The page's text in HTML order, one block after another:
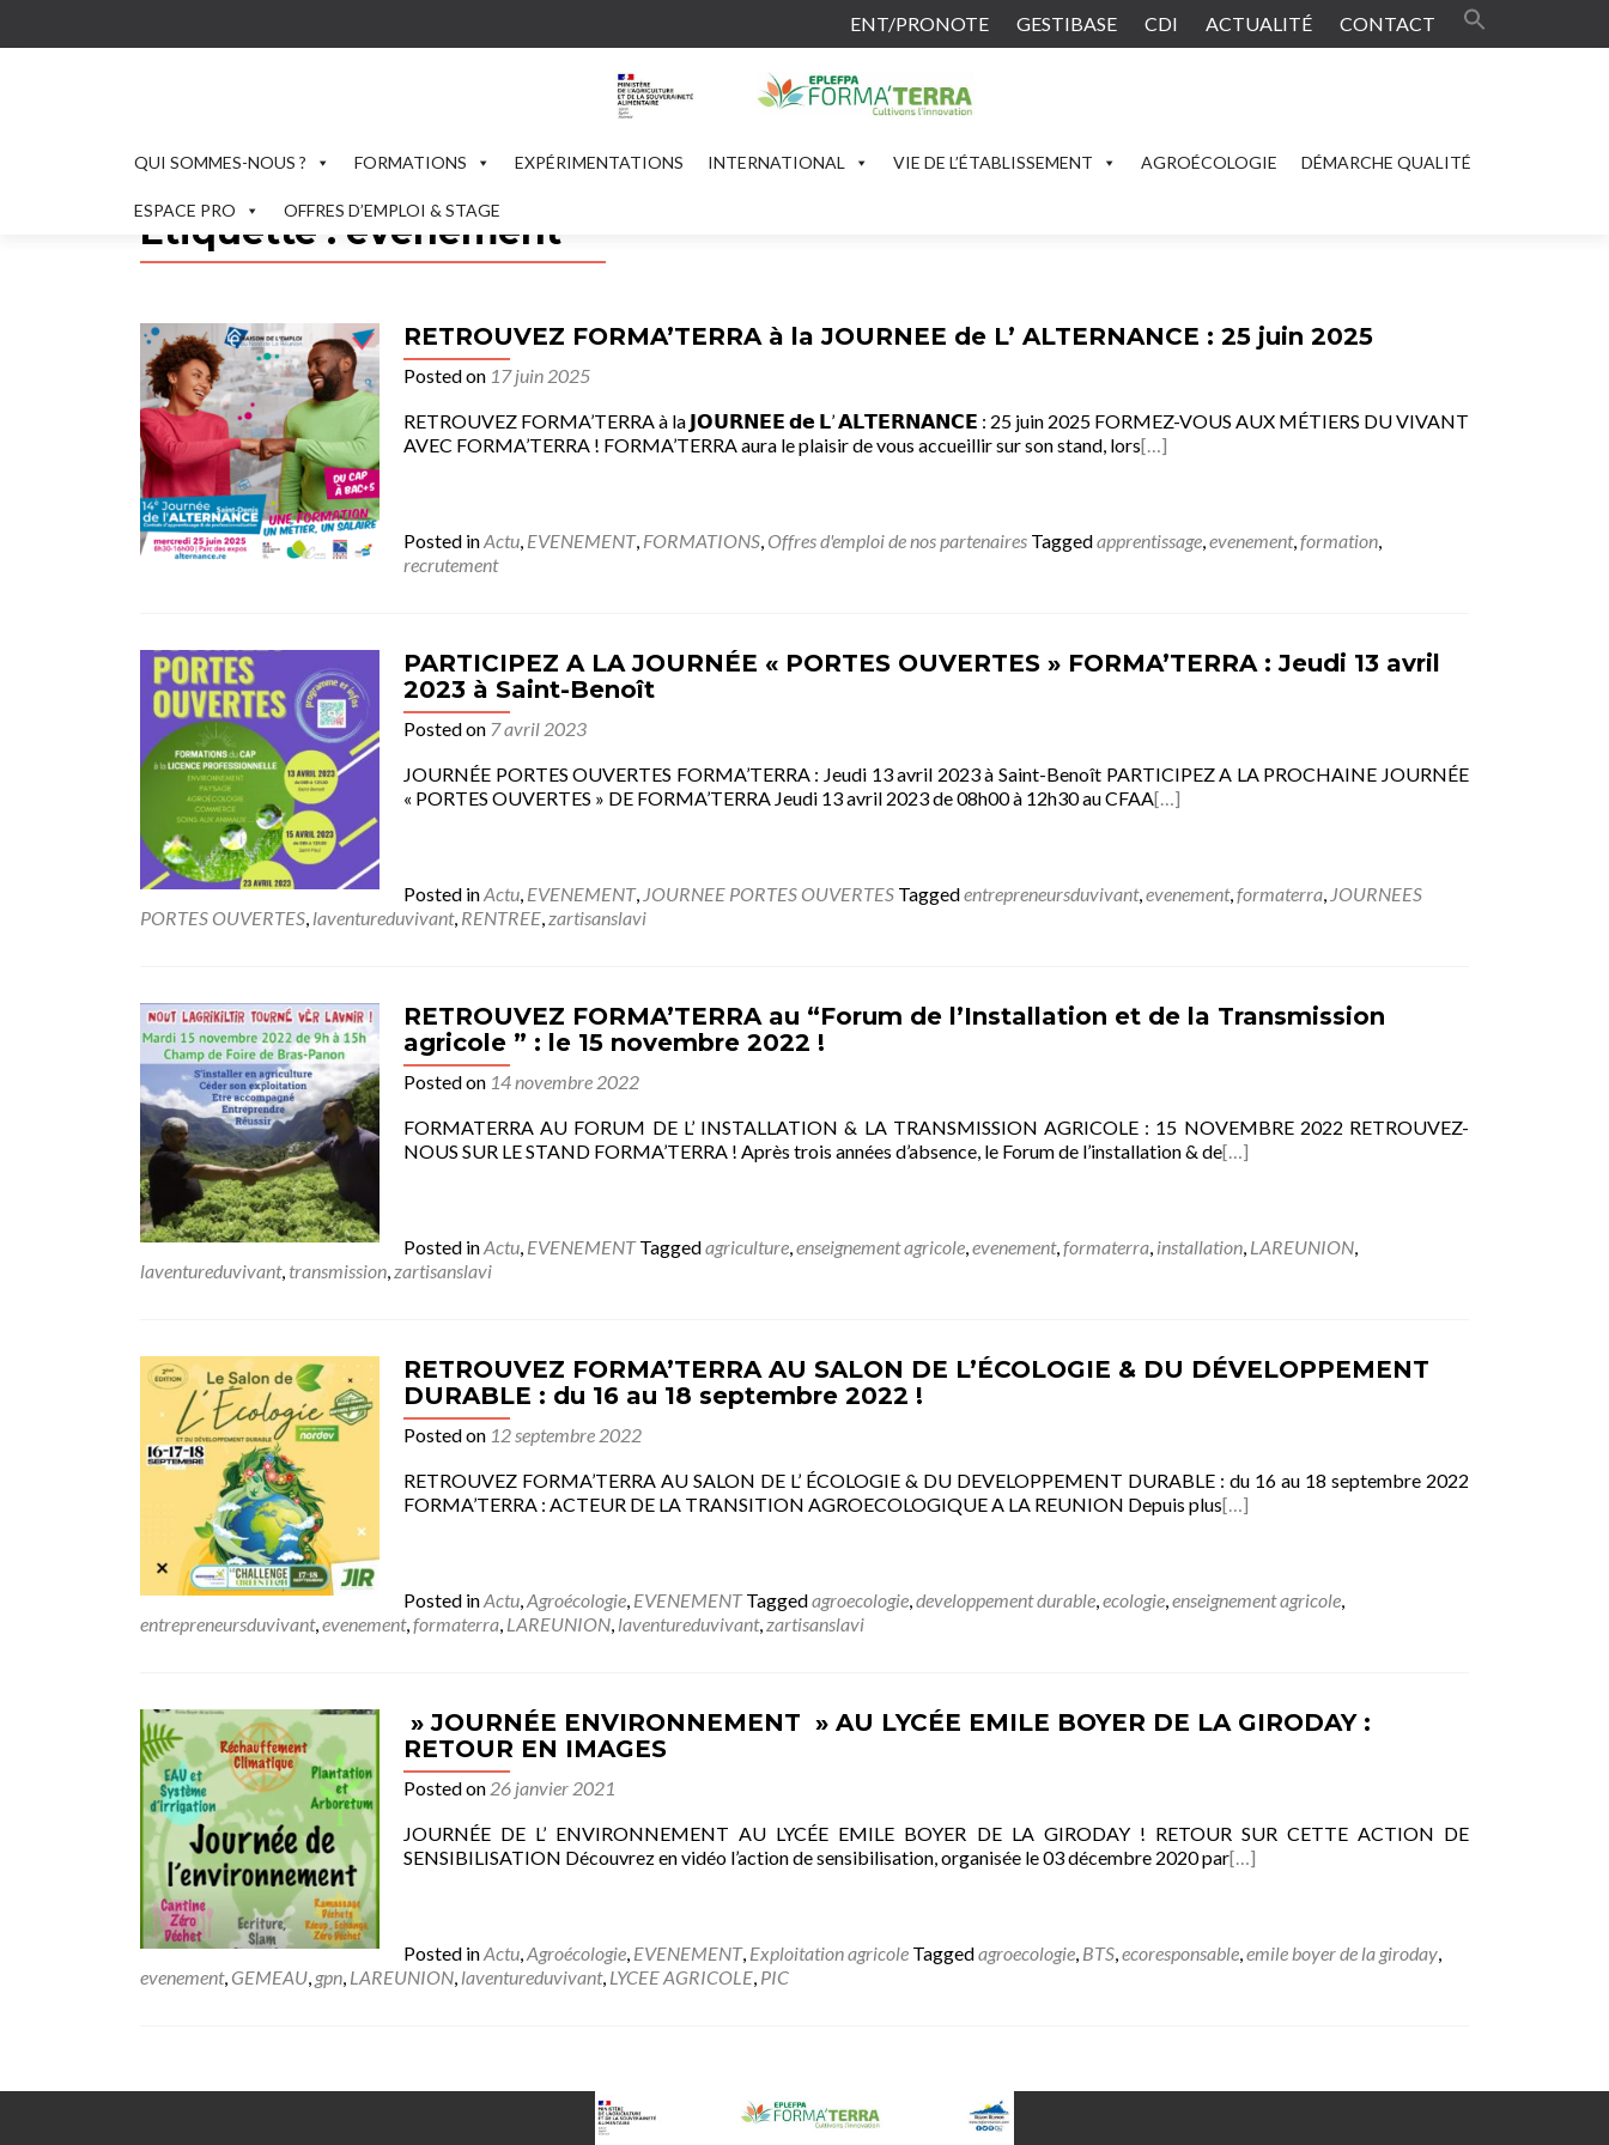
ENT/PRONOTE GESTIBASE CDI ACTUALITÉ CONTACT
QUI SOMMES-NOUS ? FORMATIONS EXPÉRIMENTATIONS INTERNATIONAL VIE DE L’ÉTABLISSEMENT AGROÉCOLOGIE DÉMARCHE QUALITÉ
ESPACE PRO OFFRES D’EMPLOI & STAGE
Étiquette :evenement
RETROUVEZ FORMA’TERRA à la JOURNEE de L’ ALTERNANCE : 25 juin 2025
Posted on 17 juin 2025
RETROUVEZ FORMA’TERRA à la 𝗝𝗢𝗨𝗥𝗡𝗘𝗘 𝗱𝗲 𝗟’ 𝗔𝗟𝗧𝗘𝗥𝗡𝗔𝗡𝗖𝗘 : 25 juin 2025 FORMEZ-VOUS AUX MÉTIERS DU VIVANT
AVEC FORMA’TERRA ! FORMA’TERRA aura le plaisir de vous accueillir sur son stand, lors[…]
Posted inActu, EVENEMENT, FORMATIONS, Offres d'emploi de nos partenaires Taggedapprentissage,evenement,formation,
recrutement
PARTICIPEZ A LA JOURNÉE « PORTES OUVERTES » FORMA’TERRA : Jeudi 13 avril
2023 à Saint-Benoît
Posted on 7 avril 2023
JOURNÉE PORTES OUVERTES FORMA’TERRA : Jeudi 13 avril 2023 à Saint-Benoît PARTICIPEZ A LA PROCHAINE JOURNÉE
« PORTES OUVERTES » DE FORMA’TERRA Jeudi 13 avril 2023 de 08h00 à 12h30 au CFAA[…]
Posted inActu, EVENEMENT, JOURNEE PORTES OUVERTES Taggedentrepreneursduvivant,evenement,formaterra, JOURNEES
PORTES OUVERTES, laventureduvivant, RENTREE,zartisanslavi
RETROUVEZ FORMA’TERRA au “Forum de l’Installation et de la Transmission
agricole ” : le 15 novembre 2022 !
Posted on 14 novembre 2022
FORMATERRA AU FORUM DE L’ INSTALLATION & LA TRANSMISSION AGRICOLE : 15 NOVEMBRE 2022 RETROUVEZ-
NOUS SUR LE STAND FORMA’TERRA ! Après trois années d’absence, le Forum de l’installation & de[…]
Posted inActu, EVENEMENT Taggedagriculture,enseignement agricole,evenement,formaterra, installation, LAREUNION,
laventureduvivant, transmission,zartisanslavi
RETROUVEZ FORMA’TERRA AU SALON DE L’ÉCOLOGIE & DU DÉVELOPPEMENT
DURABLE : du 16 au 18 septembre 2022 !
Posted on 12 septembre 2022
RETROUVEZ FORMA’TERRA AU SALON DE L’ ÉCOLOGIE & DU DEVELOPPEMENT DURABLE : du 16 au 18 septembre 2022
FORMA’TERRA : ACTEUR DE LA TRANSITION AGROECOLOGIQUE A LA REUNION Depuis plus[…]
Posted inActu,Agroécologie, EVENEMENT Taggedagroecologie,developpement durable,ecologie,enseignement agricole,
entrepreneursduvivant,evenement,formaterra, LAREUNION, laventureduvivant,zartisanslavi
» JOURNÉE ENVIRONNEMENT » AU LYCÉE EMILE BOYER DE LA GIRODAY :
RETOUR EN IMAGES
Posted on 26 janvier 2021
JOURNÉE DE L’ ENVIRONNEMENT AU LYCÉE EMILE BOYER DE LA GIRODAY ! RETOUR SUR CETTE ACTION DE
SENSIBILISATION Découvrez en vidéo l’action de sensibilisation, organisée le 03 décembre 2020 par[…]
Posted inActu,Agroécologie, EVENEMENT, Exploitation agricole Taggedagroecologie, BTS,ecoresponsable,emile boyer de la giroday,
evenement, GEMEAU, gpn, LAREUNION, laventureduvivant, LYCEE AGRICOLE, PIC
Posts navigation